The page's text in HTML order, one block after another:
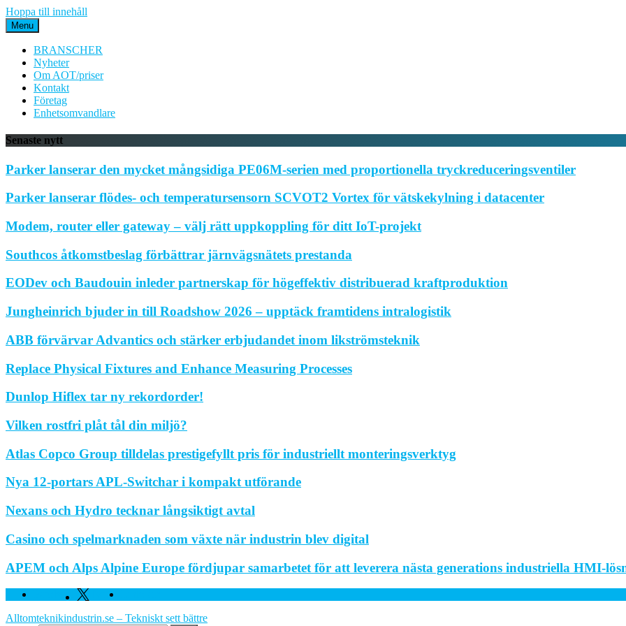
Hoppa till innehåll
Menu
BRANSCHER
Nyheter
Om AOT/priser
Kontakt
Företag
Enhetsomvandlare
Senaste nytt
Parker lanserar den mycket mångsidiga PE06M-serien med proportionella tryckreduceringsventiler
Parker lanserar flödes- och temperatursensorn SCVOT2 Vortex för vätskekylning i datacenter
Modem, router eller gateway – välj rätt uppkoppling för ditt IoT-projekt
Southcos åtkomstbeslag förbättrar järnvägsnätets prestanda
EODev och Baudouin inleder partnerskap för högeffektiv distribuerad kraftproduktion
Jungheinrich bjuder in till Roadshow 2026 – upptäck framtidens intralogistik
ABB förvärvar Advantics och stärker erbjudandet inom likströmsteknik
Replace Physical Fixtures and Enhance Measuring Processes
Dunlop Hiflex tar ny rekordorder!
Vilken rostfri plåt tål din miljö?
Atlas Copco Group tilldelas prestigefyllt pris för industriellt monteringsverktyg
Nya 12-portars APL-Switchar i kompakt utförande
Nexans och Hydro tecknar långsiktigt avtal
Casino och spelmarknaden som växte när industrin blev digital
APEM och Alps Alpine Europe fördjupar samarbetet för att leverera nästa generations industriella HMI-
Facebook Twitter
Alltomteknikindustrin.se – Tekniskt sett bättre